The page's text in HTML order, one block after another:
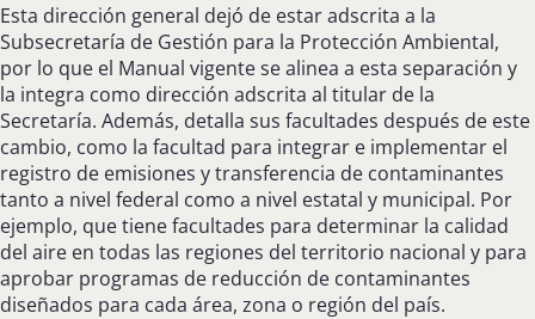
Esta dirección general dejó de estar adscrita a la
Subsecretaría de Gestión para la Protección Ambiental,
por lo que el Manual vigente se alinea a esta separación y
la integra como dirección adscrita al titular de la
Secretaría. Además, detalla sus facultades después de este
cambio, como la facultad para integrar e implementar el
registro de emisiones y transferencia de contaminantes
tanto a nivel federal como a nivel estatal y municipal. Por
ejemplo, que tiene facultades para determinar la calidad
del aire en todas las regiones del territorio nacional y para
aprobar programas de reducción de contaminantes
diseñados para cada área, zona o región del país.